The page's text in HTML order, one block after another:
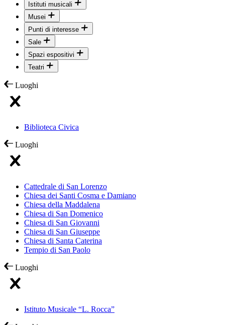
Istituti musicali
Musei
Punti di interesse
Sale
Spazi espositivi
Teatri
Luoghi
Biblioteca Civica
Luoghi
Cattedrale di San Lorenzo
Chiesa dei Santi Cosma e Damiano
Chiesa della Maddalena
Chiesa di San Domenico
Chiesa di San Giovanni
Chiesa di San Giuseppe
Chiesa di Santa Caterina
Tempio di San Paolo
Luoghi
Istituto Musicale “L. Rocca”